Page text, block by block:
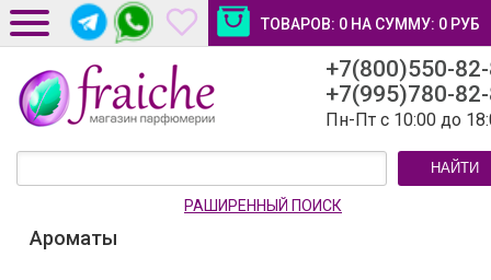
ТОВАРОВ: 0 НА СУММУ: 0 РУБ
ДОСТАВКА И ОПЛАТА
НОВОСТИ И СТАТЬИ
+7(800)550-
+7(995)780-
Пн-Пт с 10:00 до
НАЙТИ
РАШИРЕННЫЙ ПОИСК
Ароматы